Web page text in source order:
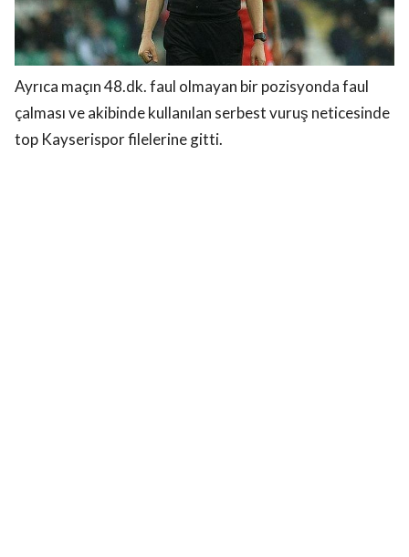
Ayrıca maçın 48.dk. faul olmayan bir pozisyonda faul
çalması ve akibinde kullanılan serbest vuruş neticesinde
top Kayserispor filelerine gitti.